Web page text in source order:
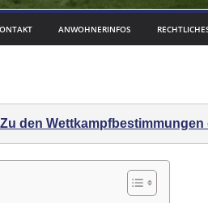
ANWOHNERINFOS
Zu den Wettkampfbestimmungen